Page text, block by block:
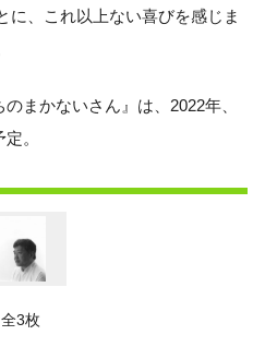
に、これ以上ない喜びを感じま
まかないさん』は、2022年、
。
全3枚